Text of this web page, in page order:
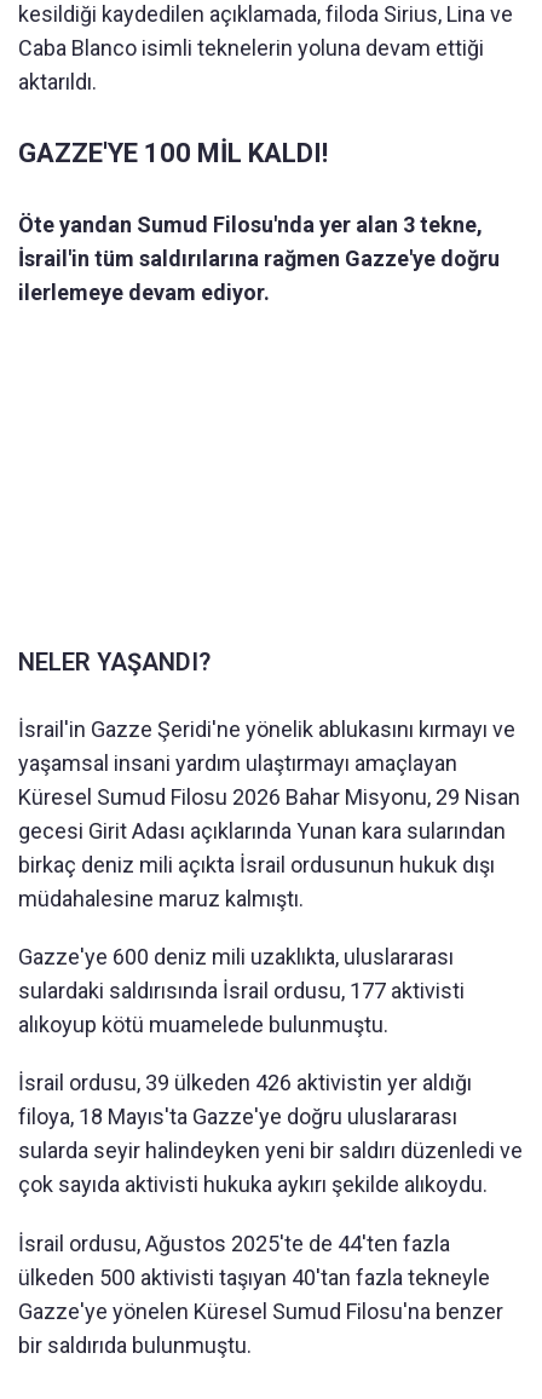
kesildiği kaydedilen açıklamada, filoda Sirius, Lina ve
Caba Blanco isimli teknelerin yoluna devam ettiği
aktarıldı.
GAZZE'YE 100 MİL KALDI!
Öte yandan Sumud Filosu'nda yer alan 3 tekne,
İsrail'in tüm saldırılarına rağmen Gazze'ye doğru
ilerlemeye devam ediyor.
NELER YAŞANDI?
İsrail'in Gazze Şeridi'ne yönelik ablukasını kırmayı ve
yaşamsal insani yardım ulaştırmayı amaçlayan
Küresel Sumud Filosu 2026 Bahar Misyonu, 29 Nisan
gecesi Girit Adası açıklarında Yunan kara sularından
birkaç deniz mili açıkta İsrail ordusunun hukuk dışı
müdahalesine maruz kalmıştı.
Gazze'ye 600 deniz mili uzaklıkta, uluslararası
sulardaki saldırısında İsrail ordusu, 177 aktivisti
alıkoyup kötü muamelede bulunmuştu.
İsrail ordusu, 39 ülkeden 426 aktivistin yer aldığı
filoya, 18 Mayıs'ta Gazze'ye doğru uluslararası
sularda seyir halindeyken yeni bir saldırı düzenledi ve
çok sayıda aktivisti hukuka aykırı şekilde alıkoydu.
İsrail ordusu, Ağustos 2025'te de 44'ten fazla
ülkeden 500 aktivisti taşıyan 40'tan fazla tekneyle
Gazze'ye yönelen Küresel Sumud Filosu'na benzer
bir saldırıda bulunmuştu.